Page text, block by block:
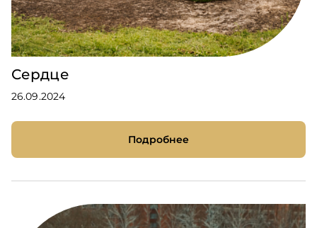
Сердце
26.09.2024
Подробнее